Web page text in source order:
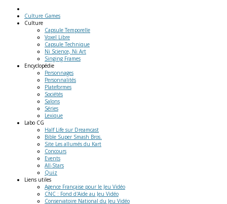
Culture Games
Culture
Capsule Temporelle
Voxel Libre
Capsule Technique
Ni Science, Ni Art
Singing Frames
Encyclopédie
Personnages
Personnalités
Plateformes
Sociétés
Salons
Séries
Lexique
Labo CG
Half Life sur Dreamcast
Bible Super Smash Bros.
Site Les allumés du Kart
Concours
Events
All-Stars
Quiz
Liens utiles
Agence Française pour le Jeu Vidéo
CNC : Fond d'Aide au Jeu Vidéo
Conservatoire National du Jeu Vidéo